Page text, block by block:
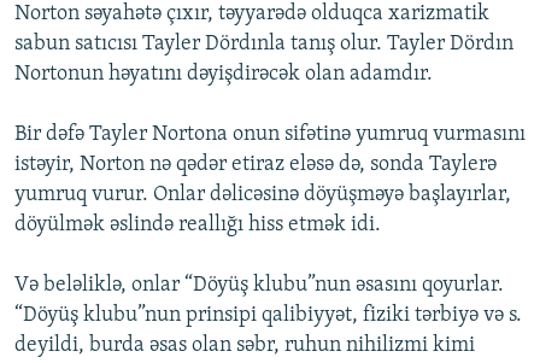
Norton səyahətə çıxır, təyyarədə olduqca xarizmatik
sabun satıcısı Tayler Dördınla tanış olur. Tayler Dördın
Nortonun həyatını dəyişdirəcək olan adamdır.
Bir dəfə Tayler Nortona onun sifətinə yumruq vurmasını
istəyir, Norton nə qədər etiraz eləsə də, sonda Taylerə
yumruq vurur. Onlar dəlicəsinə döyüşməyə başlayırlar,
döyülmək əslində reallığı hiss etmək idi.
Və beləliklə, onlar “Döyüş klubu”nun əsasını qoyurlar.
“Döyüş klubu”nun prinsipi qalibiyyət, fiziki tərbiyə və s.
deyildi, burda əsas olan səbr, ruhun nihilizmi kimi